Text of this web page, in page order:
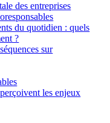
des entreprises
du quotidien : quels
?
sur
les enjeux